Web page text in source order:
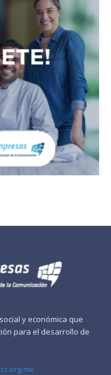
y económica que
para el desarrollo de